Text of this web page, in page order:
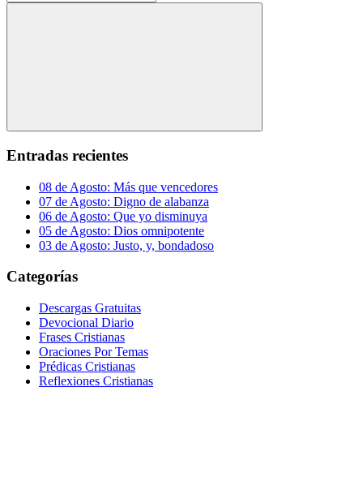
Buscar
Entradas recientes
08 de Agosto: Más que vencedores
07 de Agosto: Digno de alabanza
06 de Agosto: Que yo disminuya
05 de Agosto: Dios omnipotente
03 de Agosto: Justo, y, bondadoso
Categorías
Descargas Gratuitas
Devocional Diario
Frases Cristianas
Oraciones Por Temas
Prédicas Cristianas
Reflexiones Cristianas